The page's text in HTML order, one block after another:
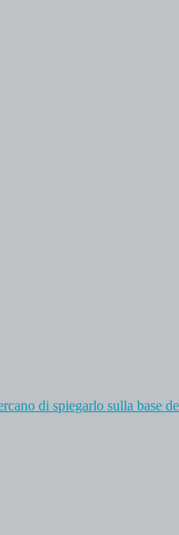
di spiegarlo sulla base